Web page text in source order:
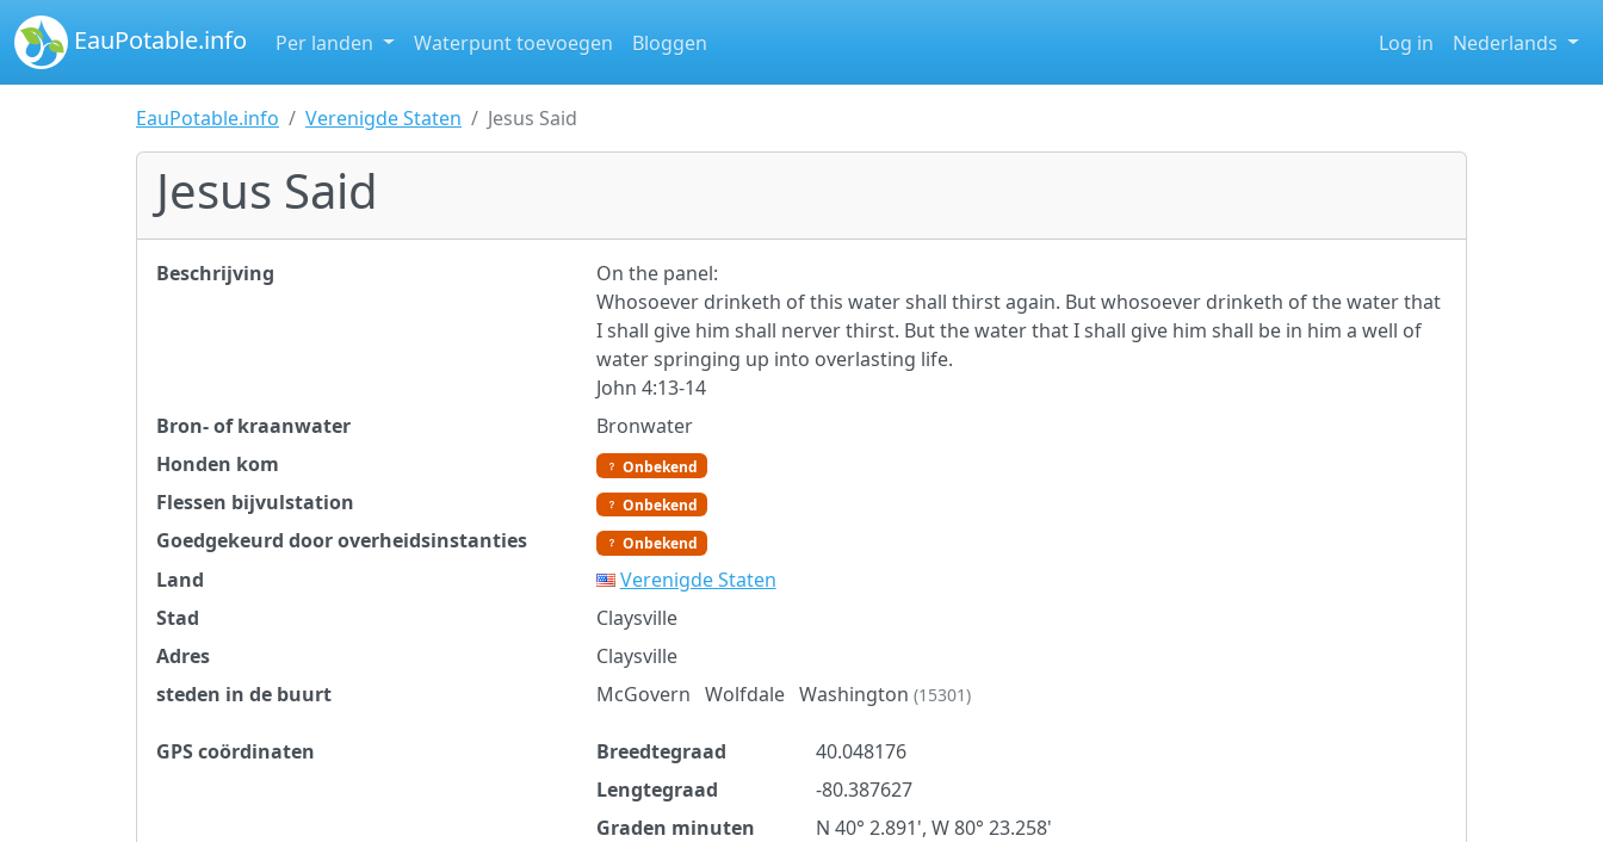
EauPotable.info Per landen Waterpunt toevoegen Bloggen Log in Nederlands
EauPotable.info Verenigde Staten Jesus Said
Jesus Said
Beschrijving
On the panel:
Whosoever drinketh of this water shall thirst again. But whosoever drinketh of the water that
I shall give him shall nerver thirst. But the water that I shall give him shall be in him a well of
water springing up into overlasting life.
John 4:13-14
Bron- of kraanwater
Bronwater
Honden kom
Onbekend
Flessen bijvulstation Onbekend
Goedgekeurd door overheidsinstanties Onbekend
Land
Verenigde Staten
Stad
Claysville
Adres
Claysville
steden in de buurt
McGovern Wolfdale Washington (15301)
GPS coördinaten Breedtegraad
40.048176
Lengtegraad
-80.387627
Graden minuten
N 40° 2.891', W 80° 23.258'